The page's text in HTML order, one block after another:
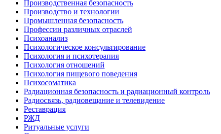
Производственная безопасность
Производство и технологии
Промышленная безопасность
Профессии различных отраслей
Психоанализ
Психологическое консультирование
Психология и психотерапия
Психология отношений
Психология пищевого поведения
Психосоматика
Радиационная безопасность и радиационный контроль
Радиосвязь, радиовещание и телевидение
Реставрация
РЖД
Ритуальные услуги